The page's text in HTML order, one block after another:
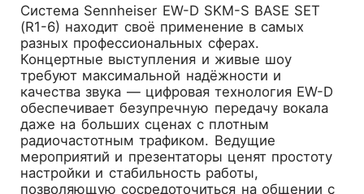
Система Sennheiser EW-D SKM-S BASE SET
(R1-6) находит своё применение в самых
разных профессиональных сферах.
Концертные выступления и живые шоу
требуют максимальной надёжности и
качества звука — цифровая технология EW-D
обеспечивает безупречную передачу вокала
даже на больших сценах с плотным
радиочастотным трафиком. Ведущие
мероприятий и презентаторы ценят простоту
настройки и стабильность работы,
позволяющую сосредоточиться на общении с